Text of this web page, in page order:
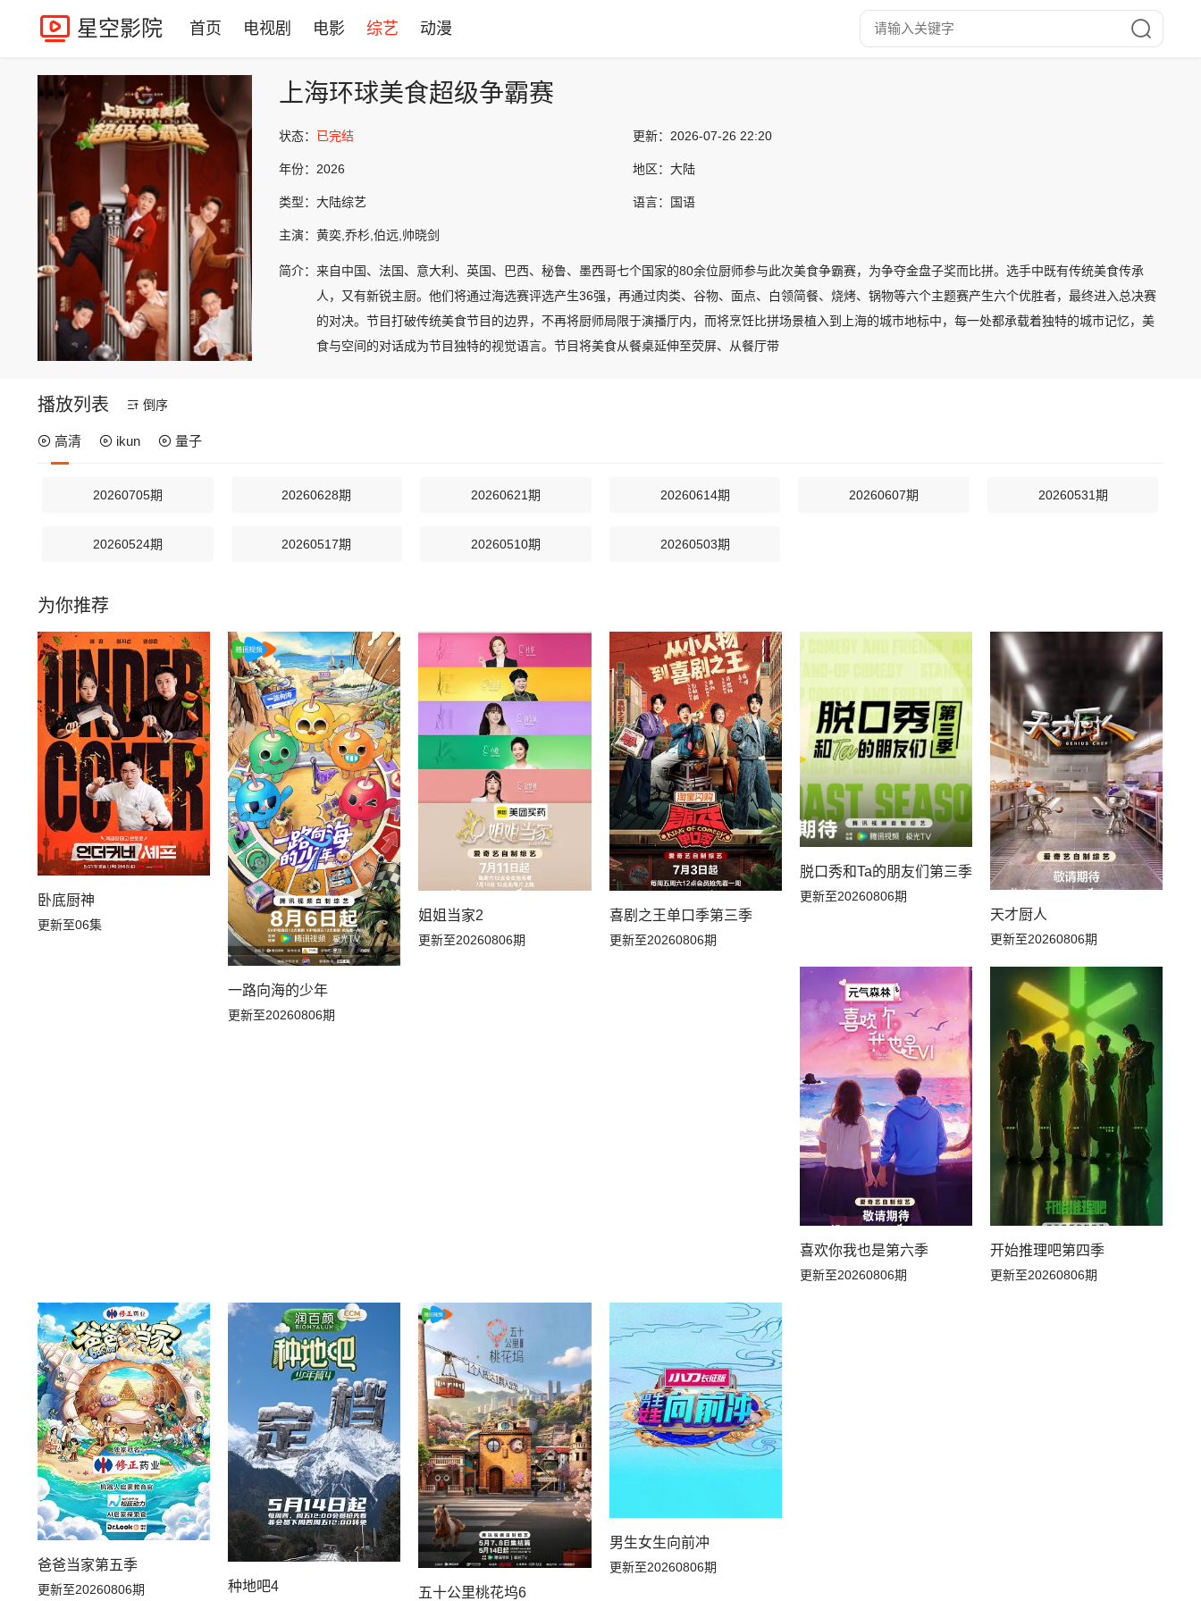
星空影院 首页 电视剧 电影 综艺 动漫
上海环球美食超级争霸赛
状态： 已完结 更新： 2026-07-26 22:20
年份： 2026 地区： 大陆
类型： 大陆综艺 语言： 国语
主演： 黄奕,乔杉,伯远,帅晓剑
简介： 来自中国、法国、意大利、英国、巴西、秘鲁、墨西哥七个国家的80余位厨师参与此次美食争霸赛，为争夺金盘子奖而比拼。选手中既有传统美食传承
人，又有新锐主厨。他们将通过海选赛评选产生36强，再通过肉类、谷物、面点、白领简餐、烧烤、锅物等六个主题赛产生六个优胜者，最终进入总决赛
的对决。节目打破传统美食节目的边界，不再将厨师局限于演播厅内，而将烹饪比拼场景植入到上海的城市地标中，每一处都承载着独特的城市记忆，美
食与空间的对话成为节目独特的视觉语言。节目将美食从餐桌延伸至荧屏、从餐厅带
播放列表 倒序
高清 ikun 量子
20260705期 20260628期 20260621期 20260614期 20260607期 20260531期
20260524期 20260517期 20260510期 20260503期
为你推荐
卧底厨神
更新至06集
一路向海的少年
更新至20260806期
姐姐当家2
更新至20260806期
喜剧之王单口季第三季
更新至20260806期
脱口秀和Ta的朋友们第三季
更新至20260806期
天才厨人
更新至20260806期
喜欢你我也是第六季
更新至20260806期
开始推理吧第四季
更新至20260806期
爸爸当家第五季
更新至20260806期 种地吧4 五十公里桃花坞6
男生女生向前冲
更新至20260806期